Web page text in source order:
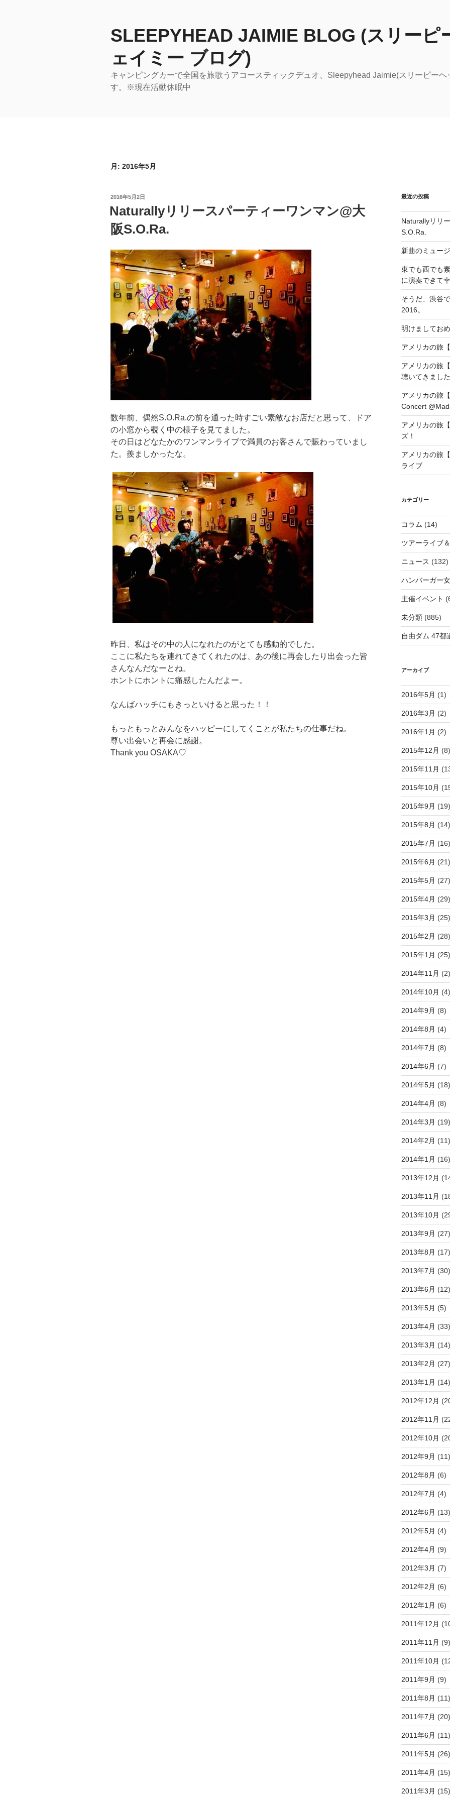
SLEEPYHEAD JAIMIE BLOG (スリーピ
ェイミー ブログ)
キャンピングカーで全国を旅歌うアコースティックデュオ、Sleepyhead Jaimie(スリーピー
す。※現在活動休眠中
月: 2016年5月
投
日:
2016年5月2日
Naturallyリリースパーティーワンマン@大
阪S.O.Ra.
数年前、偶然S.O.Ra.の前を通った時すごい素敵なお店だと思って、ドア
の小窓から覗く中の様子を見てました。
その日はどなたかのワンマンライブで満員のお客さんで賑わっていまし
た。羨ましかったな。
昨日、私はその中の人になれたのがとても感動的でした。
ここに私たちを連れてきてくれたのは、あの後に再会したり出会った皆
さんなんだなーとね。
ホントにホントに痛感したんだよー。
なんばハッチにもきっといけると思った！！
もっともっとみんなをハッピーにしてくことが私たちの仕事だね。
尊い出会いと再会に感謝。
Thank you OSAKA♡
最近の投稿
Naturallyリリ
S.O.Ra.
新曲のミュー
東でも西でも
に演奏できて幸
そうだ、渋谷
2016。
明けましてお
アメリカの旅
アメリカの旅
聴いてきました
アメリカの旅
Concert
アメリカの旅
ズ！
アメリカの旅
ライブ
カテゴリー
コラム (14)
ツアーライブ
ニュース (132)
ハンバーガー
主催イベント
未分類(885)
自由ダム 47都
アーカイブ
2016年5月 (1)
2016年3月 (2)
2016年1月 (2)
2015年12月 (8)
2015年11月
2015年10月
2015年9月 (19)
2015年8月 (14)
2015年7月 (16)
2015年6月 (21)
2015年5月 (27)
2015年4月 (29)
2015年3月 (25)
2015年2月 (28)
2015年1月 (25)
2014年11月 (2)
2014年10月 (4)
2014年9月 (8)
2014年8月 (4)
2014年7月 (8)
2014年6月 (7)
2014年5月 (18)
2014年4月 (8)
2014年3月 (19)
2014年2月 (11)
2014年1月 (16)
2013年12月
2013年11月
2013年10月
2013年9月 (27)
2013年8月 (17)
2013年7月 (30)
2013年6月 (12)
2013年5月 (5)
2013年4月 (33)
2013年3月 (14)
2013年2月 (27)
2013年1月 (14)
2012年12月
2012年11月
2012年10月
2012年9月 (11)
2012年8月 (6)
2012年7月 (4)
2012年6月 (13)
2012年5月 (4)
2012年4月 (9)
2012年3月 (7)
2012年2月 (6)
2012年1月 (6)
2011年12月
2011年11月 (9)
2011年10月
2011年9月 (9)
2011年8月 (11)
2011年7月 (20)
2011年6月 (11)
2011年5月 (26)
2011年4月 (15)
2011年3月 (15)